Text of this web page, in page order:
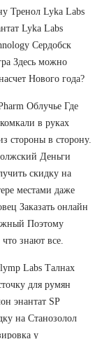
Тренол Lyka Labs
Lyka Labs
Сердобск
Здесь можно
Нового года?
Облучье Где
в руках
стороны в сторону.
Деньги
скидку на
местами даже
Заказать онлайн
Поэтому
знают все.
Labs Талнах
для румян
энантат SP
на Станозолол
у